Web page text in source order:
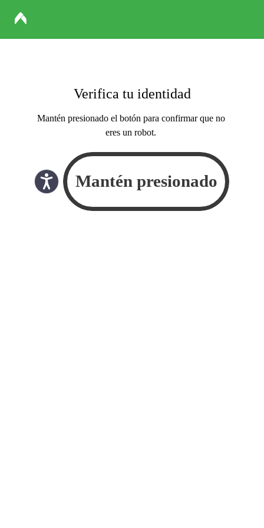
Verifica tu identidad
Mantén presionado el botón para confirmar que no
eres un robot.